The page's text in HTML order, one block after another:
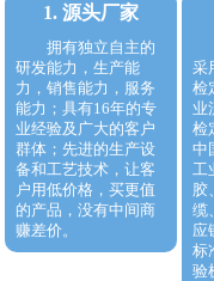
1. 源头厂家
拥有独立自主的
研发能力，生产能
力，销售能力，服务
能力；具有16年的专
业经验及广大的客户
群体；先进的生产设
备和工艺技术，让客
户用低价格，买更值
的产品，没有中间商
赚差价。
采
检
业
检
中
工
胶
缆
应
标
验